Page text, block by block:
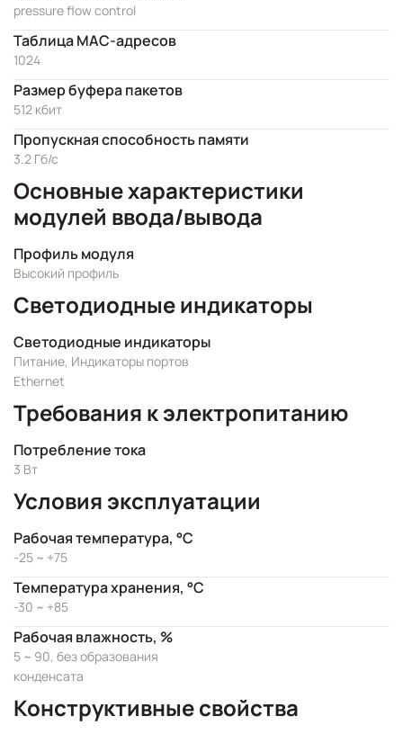
pressure flow control
Таблица MAC-адресов
1024
Размер буфера пакетов
512 кбит
Пропускная способность памяти
3.2 Гб/с
Основные характеристики
модулей ввода/вывода
Профиль модуля
Высокий профиль
Светодиодные индикаторы
Светодиодные индикаторы
Питание, Индикаторы портов
Ethernet
Требования к электропитанию
Потребление тока
3 Вт
Условия эксплуатации
Рабочая температура, °C
-25 ~ +75
Температура хранения, °C
-30 ~ +85
Рабочая влажность, %
5 ~ 90, без образования
конденсата
Конструктивные свойства